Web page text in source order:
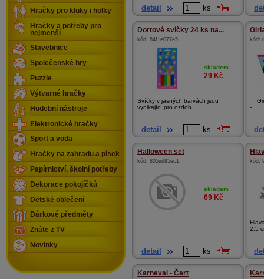
detail ks
Dortové svíčky 24 ks na...
kód: 84f1e077e5,
skladem
29 Kč
Svíčky v jasných barvách jsou
vynikající pro ozdob...
detail ks
kód:
-
Halloween set
kód: 805ed95ec1,
skladem
69 Kč
detail ks
kód:
2,5
Karneval - Čert
Hračky pro kluky i holky
Hračky a potřeby pro
nejmenší
Stavebnice
Společenské hry
Puzzle
Výtvarné hračky
Hudební nástroje
Elektronické hračky
Sport a voda
Hračky na zahradu a písek
Papírnictví, školní potřeby
Dekorace pokojíčků
Dětské oblečení
Dárkové předměty
Znáte z TV
Novinky